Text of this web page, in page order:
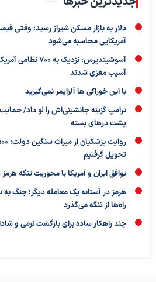
دلار به بازار مسکن شیراز رسید؛ وقتی
آمریکایی محاسبه می‌شود
آسوشیتدپرس: نزدیک
آسیب مغزی شدند
با این خوراکی ها آلزایمر نمی‌گیرید
ترامپ گزینه جانشینی‌اش را لو داد/
پشت درهای بسته
تحویل گرفتیم
توافق ایران و آمریکا با محوریت تنگه
هرمز در آستانه یک معامله دیگر؛ جنگ
راه‌ها از تنگه می‌گذرد
چند راهکار ساده برای بازگشت نرمی و